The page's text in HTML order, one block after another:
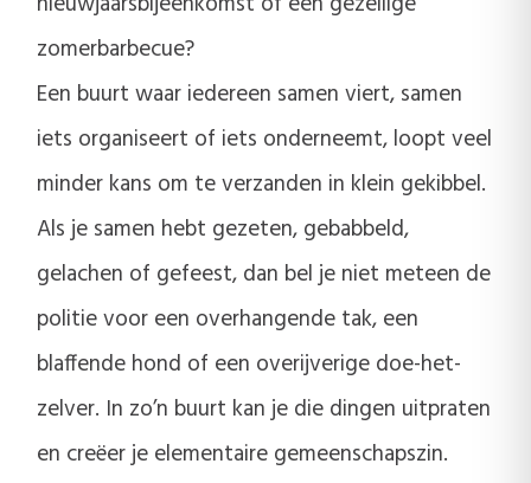
zomerbarbecue?
Een buurt waar iedereen samen viert, samen
iets organiseert of iets onderneemt, loopt veel
minder kans om te verzanden in klein gekibbel.
Als je samen hebt gezeten, gebabbeld,
gelachen of gefeest, dan bel je niet meteen de
politie voor een overhangende tak, een
blaffende hond of een overijverige doe-het-
zelver. In zo’n buurt kan je die dingen uitpraten
en creëer je elementaire gemeenschapszin.